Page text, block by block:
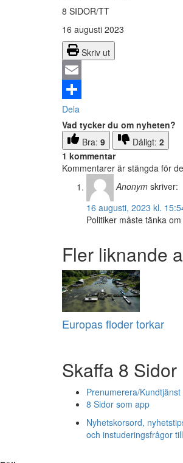
8 SIDOR/TT
16 augusti 2023
Skriv ut
Email
Dela
Vad tycker du om nyheten?
Bra: 9 Dåligt: 2
1 kommentar
Kommentarer är stängda för
Anonym skriver:
16 augusti, 2023 kl.
Politiker måste tänka
Fler liknande
Europas floder torkar
Skaffa 8 Sidor
Prenumerera/Kundtjänst
8 Sidor som app
Nyhetskorsord,
och instuderingsfrågor